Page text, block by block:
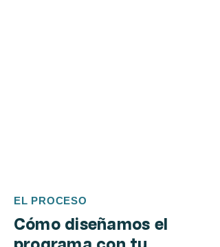
EL PROCESO
Cómo diseñamos el